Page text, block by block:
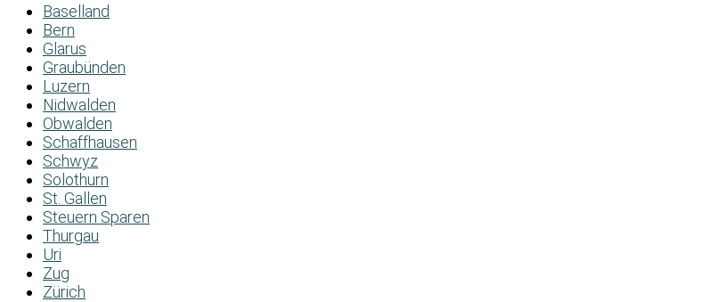
Baselland
Bern
Glarus
Graubünden
Luzern
Nidwalden
Obwalden
Schaffhausen
Schwyz
Solothurn
St. Gallen
Steuern Sparen
Thurgau
Uri
Zug
Zürich